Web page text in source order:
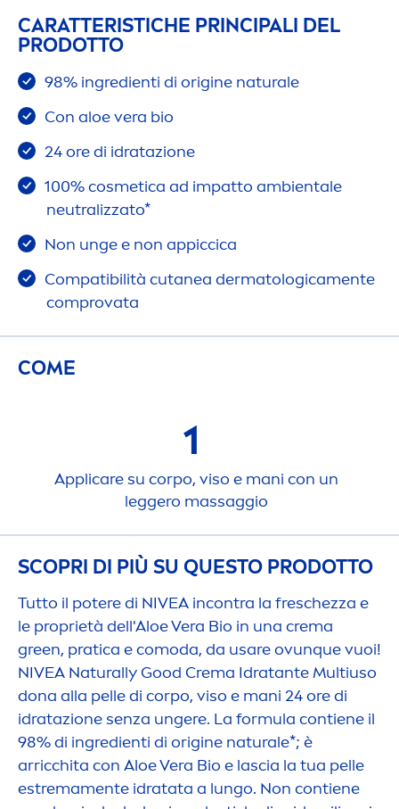
CARATTERISTICHE PRINCIPALI DEL
PRODOTTO
98% ingredienti di origine naturale
Con aloe vera bio
24 ore di idratazione
100% cosmetica ad impatto ambientale
neutralizzato*
Non unge e non appiccica
Compatibilità cutanea dermatologicamente
comprovata
COME
1
Applicaresu corpo, viso e mani con un
leggero massaggio
SCOPRI DI PIÙ SU QUESTO PRODOTTO
Tutto il potere di NIVEA incontra la freschezza e
le proprietà dell'Aloe Vera Bio in una crema
green, pratica e comoda, da usare ovunque vuoi!
NIVEA Naturally Good Crema Idratante Multiuso
dona alla pelle di corpo, viso e mani 24 ore di
idratazione senza ungere. La formula contiene il
98% di ingredienti di origine naturale*; è
arricchita con Aloe Vera Bio e lascia la tua pelle
estremamente idratata a lungo. Non contiene